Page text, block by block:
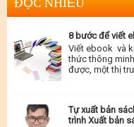
8 bước để viết
Viết ebook và
thức thông
được, một thị
Tự xuất bản
trình Xuất bản